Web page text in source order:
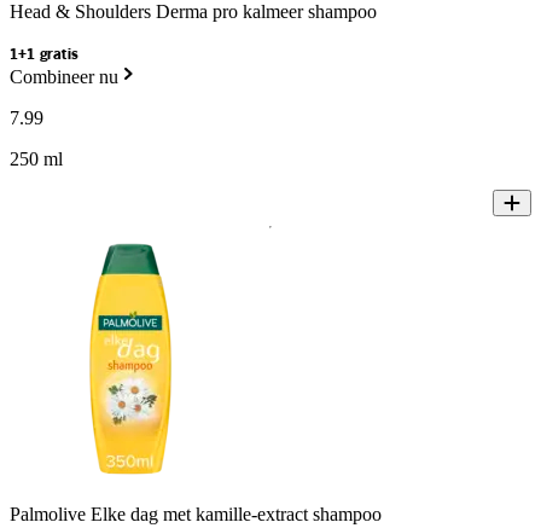
Head & Shoulders Derma pro kalmeer shampoo
1+1 gratis
Combineer nu
7.99
250 ml
Palmolive Elke dag met kamille-extract shampoo